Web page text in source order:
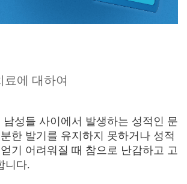
료에 대하여
남성들 사이에서 발생하는 성적인 문
한 발기를 유지하지 못하거나 성적
기 어려워질 때 참으로 난감하고 고
니다.